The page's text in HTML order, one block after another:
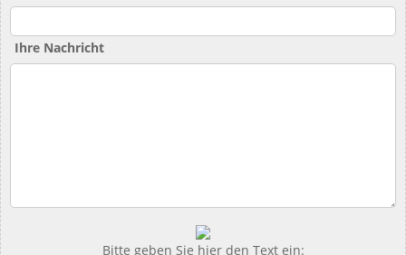
Ihre Nachricht
Bitte geben Sie hier den Text ein: